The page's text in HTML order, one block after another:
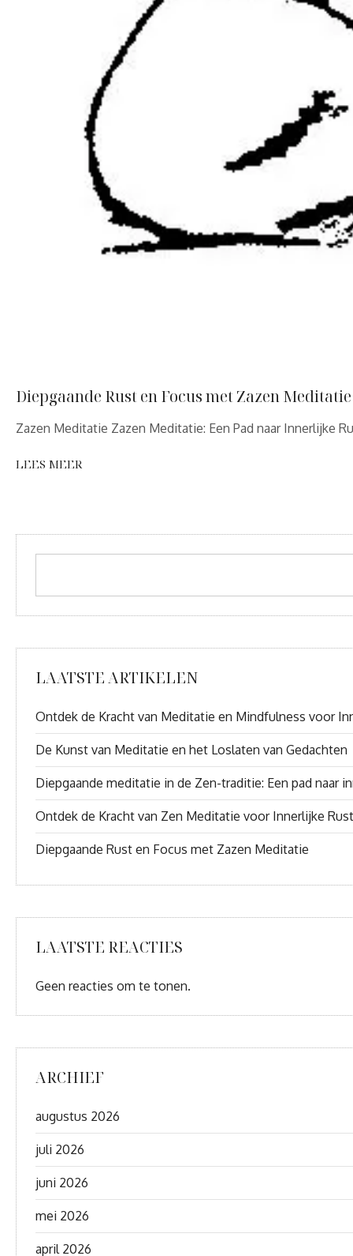
Diepgaande Rust en Focus met Zazen Meditatie
Zazen Meditatie Zazen Meditatie: Een Pad naar Innerlijke
LEES MEER
LAATSTE ARTIKELEN
Ontdek de Kracht van Meditatie en Mindfulness voor
De Kunst van Meditatie en het Loslaten van Gedachten
Diepgaande meditatie in de Zen-traditie: Een pad naar
Ontdek de Kracht van Zen Meditatie voor Innerlijke Rust
Diepgaande Rust en Focus met Zazen Meditatie
LAATSTE REACTIES
Geen reacties om te tonen.
ARCHIEF
augustus 2026
juli 2026
juni 2026
mei 2026
april 2026